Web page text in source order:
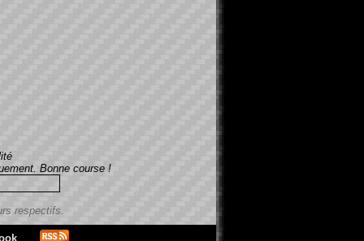
Bonne course !
respectifs.